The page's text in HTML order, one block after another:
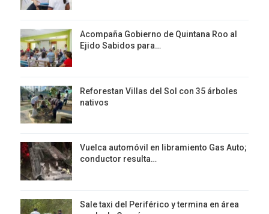
Acompaña Gobierno de Quintana Roo al
Ejido Sabidos para…
Reforestan Villas del Sol con 35 árboles
nativos
Vuelca automóvil en libramiento Gas Auto;
conductor resulta…
Sale taxi del Periférico y termina en área